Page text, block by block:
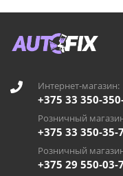
Интернет-магазин:
+375 33 350-
Розничный
+375 33 350-35-
Розничный
+375 29 550-03-